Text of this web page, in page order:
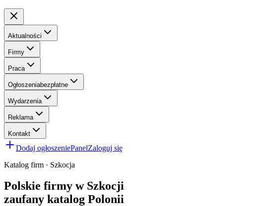
Aktualności
Firmy
Praca
Ogłoszeniabezpłatne
Wydarzenia
Reklama
Kontakt
Dodaj ogłoszeniePanelZaloguj się
Katalog firm · Szkocja
Polskie firmy w Szkocji
zaufany katalog Polonii